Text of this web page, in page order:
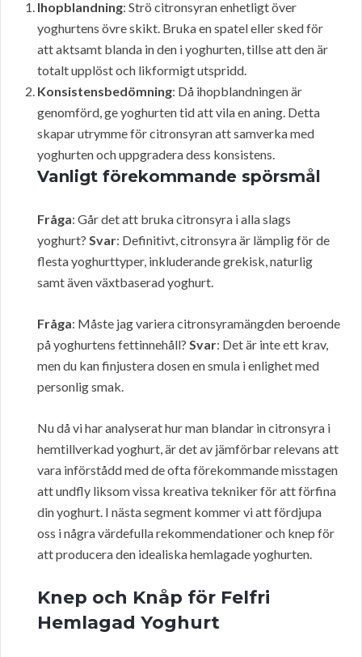
Ihopblandning: Strö citronsyran enhetligt över
yoghurtens övre skikt. Bruka en spatel eller sked för
att aktsamt blanda in den i yoghurten, tillse att den är
totalt upplöst och likformigt utspridd.
Konsistensbedömning: Då ihopblandningen är
genomförd, ge yoghurten tid att vila en aning. Detta
skapar utrymme för citronsyran att samverka med
yoghurten och uppgradera dess konsistens.
Vanligt förekommande spörsmål
Fråga: Går det att bruka citronsyra i alla slags
yoghurt? Svar: Definitivt, citronsyra är lämplig för de
flesta yoghurttyper, inkluderande grekisk, naturlig
samt även växtbaserad yoghurt.
Fråga: Måste jag variera citronsyramängden beroende
på yoghurtens fettinnehåll? Svar: Det är inte ett krav,
men du kan finjustera dosen en smula i enlighet med
personlig smak.
Nu då vi har analyserat hur man blandar in citronsyra i
hemtillverkad yoghurt, är det av jämförbar relevans att
vara införstådd med de ofta förekommande misstagen
att undfly liksom vissa kreativa tekniker för att förfina
din yoghurt. I nästa segment kommer vi att fördjupa
oss i några värdefulla rekommendationer och knep för
att producera den idealiska hemlagade yoghurten.
Knep och Knåp för Felfri
Hemlagad Yoghurt